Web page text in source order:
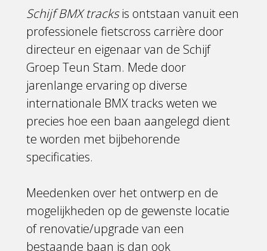
Schijf BMX tracksis ontstaan vanuit een
professionele fietscross carrière door
directeur en eigenaar van de Schijf
Groep Teun Stam. Mede door
jarenlange ervaring op diverse
internationale BMX tracks weten we
precies hoe een baan aangelegd dient
te worden met bijbehorende
specificaties.
Meedenken over het ontwerp en de
mogelijkheden op de gewenste locatie
of renovatie/upgrade van een
bestaande baan is dan ook